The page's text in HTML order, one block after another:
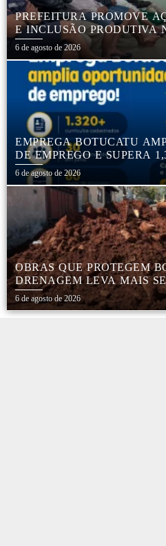
PREFEITURA PROMOVE
E INCLUSÃO PRODUTIVA
6 de agosto de 2026
EMPREGA BOTUCATU
DE EMPREGO E SUPERA
CADASTRADOS
6 de agosto de 2026
OBRAS QUE PROTEGEM
DRENAGEM LEVA MAIS
TRANQUILIDADE AOS
5
6 de agosto de 2026